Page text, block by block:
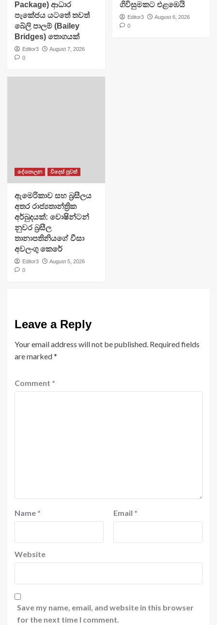
Package) ආධාර
පැකේජය යටතේ තවත්
බේලි පාලම් (Bailey
Bridges) තොගයක්
Editor3
August 7, 2026
0
ගිවිසුමකට එළඹෙයි
Editor3
August 6, 2026
0
දේශපාලන විදෙස් පුවත්
ඇමෙරිකාව සහ බ්‍රසීලය
අතර රාජ්‍යතාන්ත්‍රික
අර්බුදයක්: වොෂින්ටන්
නුවර බ්‍රසීල
තානාපතිනියගේ වීසා
අවලංගු කෙරේ
Editor3
August 5, 2026
0
Leave a Reply
Your email address will not be published. Required fields
are marked*
Comment *
Name * Email *
Website
Save my name, email, and website in this browser
for the next time I comment.